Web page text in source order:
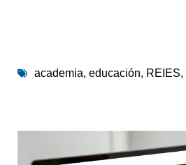
academia, educación, REIES,